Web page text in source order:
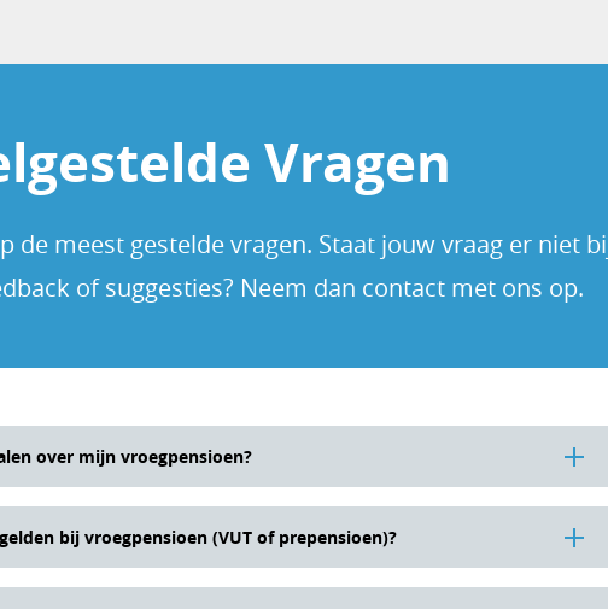
Vragen
de meest gestelde vragen. Staat jouw vraag er niet
of suggesties? Neem dan contact met ons op.
over mijn vroegpensioen?
bij vroegpensioen (VUT of prepensioen)?